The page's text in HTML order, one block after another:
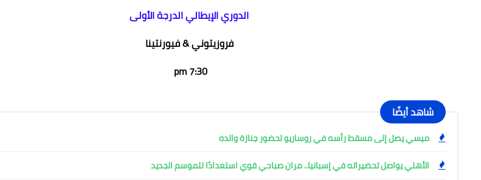
الدوري الإيطالي الدرجة الأولى
فروزيتوني & فيورنتينا
7:30 pm
شاهد أيضًا
ميسي يصل إلى مسقط رأسه في روساريو لحضور جنازة والده
الأهلي يواصل تحضيراته في إسبانيا.. مران صباحي قوي استعدادًا للموسم الجديد